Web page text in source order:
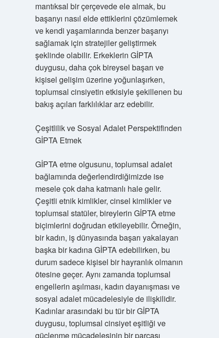
mantıksal bir çerçevede ele almak, bu
başarıyı nasıl elde ettiklerini çözümlemek
ve kendi yaşamlarında benzer başarıyı
sağlamak için stratejiler geliştirmek
şeklinde olabilir. Erkeklerin GİPTA
duygusu, daha çok bireysel başarı ve
kişisel gelişim üzerine yoğunlaşırken,
toplumsal cinsiyetin etkisiyle şekillenen bu
bakış açıları farklılıklar arz edebilir.
Çeşitlilik ve Sosyal Adalet Perspektifinden
GİPTA Etmek
GİPTA etme olgusunu, toplumsal adalet
bağlamında değerlendirdiğimizde ise
mesele çok daha katmanlı hale gelir.
Çeşitli etnik kimlikler, cinsel kimlikler ve
toplumsal statüler, bireylerin GİPTA etme
biçimlerini doğrudan etkileyebilir. Örneğin,
bir kadın, iş dünyasında başarı yakalayan
başka bir kadına GİPTA edebilirken, bu
durum sadece kişisel bir hayranlık olmanın
ötesine geçer. Aynı zamanda toplumsal
engellerin aşılması, kadın dayanışması ve
sosyal adalet mücadelesiyle de ilişkilidir.
Kadınlar arasındaki bu tür bir GİPTA
duygusu, toplumsal cinsiyet eşitliği ve
güçlenme mücadelesinin bir parçası